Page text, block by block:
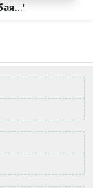
...'